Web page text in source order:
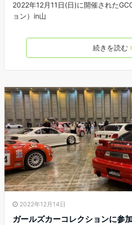
2022年12月11日(日)に開催された
ョン）in山
続きを読む
2022年12月14日
ガールズカーコレクションに参